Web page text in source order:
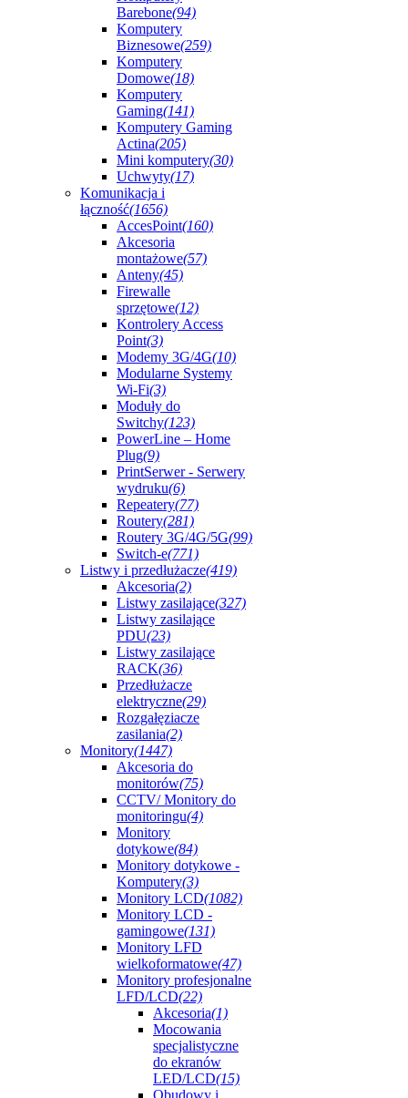
Barebone(94)
Komputery
Biznesowe(259)
Komputery
Domowe(18)
Komputery
Gaming(141)
Komputery Gaming
Actina(205)
Mini komputery(30)
Uchwyty(17)
Komunikacja i
łączność(1656)
AccesPoint(160)
Akcesoria
montażowe(57)
Anteny(45)
Firewalle
sprzętowe(12)
Kontrolery Access
Point(3)
Modemy 3G/4G(10)
Modularne Systemy
Wi-Fi(3)
Moduły do
Switchy(123)
PowerLine – Home
Plug(9)
PrintSerwer - Serwery
wydruku(6)
Repeatery(77)
Routery(281)
Routery 3G/4G/5G(99)
Switch-e(771)
Listwy i przedłużacze(419)
Akcesoria(2)
Listwy zasilające(327)
Listwy zasilające
PDU(23)
Listwy zasilające
RACK(36)
Przedłużacze
elektryczne(29)
Rozgałęziacze
zasilania(2)
Monitory(1447)
Akcesoria do
monitorów(75)
CCTV/ Monitory do
monitoringu(4)
Monitory
dotykowe(84)
Monitory dotykowe -
Komputery(3)
Monitory LCD(1082)
Monitory LCD -
gamingowe(131)
Monitory LFD
wielkoformatowe(47)
Monitory profesjonalne
LFD/LCD(22)
Akcesoria(1)
Mocowania
specjalistyczne
do ekranów
LED/LCD(15)
Obudowy i